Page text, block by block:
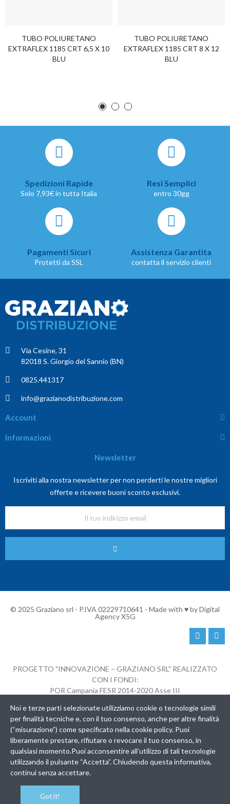
TUBO POLIURETANO
EXTRAFLEX 1185 CRT 6,5 X 10
BLU
TUBO POLIURETANO
EXTRAFLEX 1185 CRT 8 X 12
BLU
Spedizioni Rapide
Solo 7,93€ in tutta Italia
Resi Semplici
entro 30gg
Pagamenti Sicuri
Protetti da SSL
Assistenza Garantita
contatta il servizio clienti
Via Cesine, 31
82018 S. Giorgio del Sannio (BN)
0825.441317
info@grazianodistribuzione.com
Account
Informazioni
Newsletter
Iscriviti alla nostra newsletter per non perderti le nostre migliori
offerte e ricevere buoni sconto esclusivi.
© 2025 Graziano srl - P.IVA 02229710641 - Made with ♥ byDigital
Agency X5G
PROGETTO "INNOVAZIONE – GRAZIANO SRL" REALIZZATO
CON I FONDI:
POR Campania FESR 2014-2020 Asse III
AVVISO PER LA CONCESSIONE DI CONTRIBUTI A FAVORE
DELLE MICRO, PICCOLE E MEDIE IMPRESE PER L’ATTUAZIONE DI
PROCESSI DI INNOVAZIONE
CUP B69J21005100007 – GRAZIANO SRL – P.IVA 02229710641
Noi e terze parti selezionate utilizziamo cookie o tecnologie simili
per finalità tecniche e, con il tuo consenso, anche per altre finalità
(“misurazione”) come specificato nella cookie policy. Puoi
liberamente prestare, rifiutare o revocare il tuo consenso, in
qualsiasi momento.Puoi acconsentire all’utilizzo di tali tecnologie
utilizzando il pulsante “Accetta”. Chiudendo questa informativa,
continui senza accettare.
Got it!